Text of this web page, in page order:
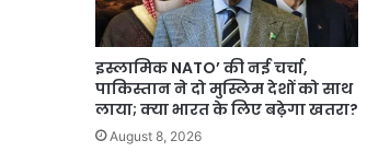
इस्लामिक NATO’ की नई चर्चा,
पाकिस्तान ने दो मुस्लिम देशों को साथ
लाया; क्या भारत के लिए बढ़ेगा खतरा?
August 8, 2026